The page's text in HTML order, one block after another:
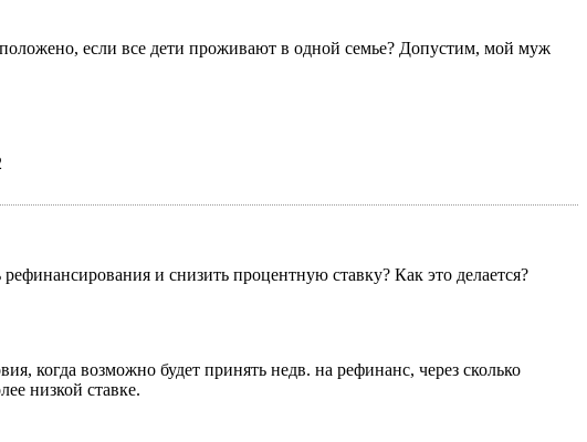
если все дети проживают в одной семье? Допустим, мой муж
и снизить процентную ставку? Как это делается?
когда возможно будет принять недв. на рефинанс, через сколько
низкой ставке.